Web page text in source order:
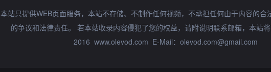
本站只提供WEB页面服务，本站不存储、不制作任何视频，不承担任何由于内容的合
的争议和法律责任。 若本站收录内容侵犯了您的权益，请附说明联系邮箱，本站
2016 www.olevod.com E-Mail：olevod.com@gmail.com